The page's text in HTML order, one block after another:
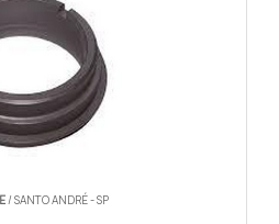
/ SANTO ANDRÉ - SP